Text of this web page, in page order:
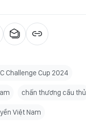
Challenge Cup 2024
chấn thương cầu thủ
Việt Nam